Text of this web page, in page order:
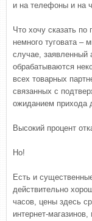
и на телефоны и на
Что хочу сказать по
немного туговата –
случае, заявленный
обрабатываются
всех товарных
связанных с
ожиданием прихода
Высокий процент
Но!
Есть и
действительно
часов, цены здесь
интернет-